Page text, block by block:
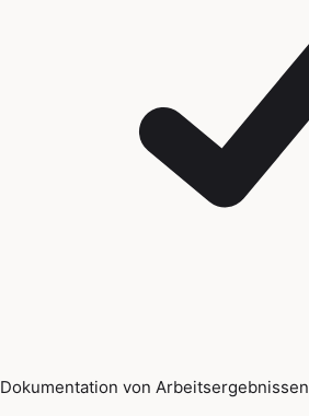
Dokumentation von Arbeitsergebnissen